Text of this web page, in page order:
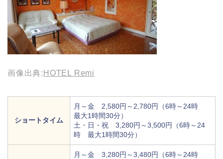
画像出典: HOTEL Remi
ショートタイム
月～金 2,580円～2,780円（6時～24時
最大1時間30分）
土・日・祝 3,280円～3,500円（6時～24
時 最大1時間30分）
月～金 3,280円～3,480円（6時～24時